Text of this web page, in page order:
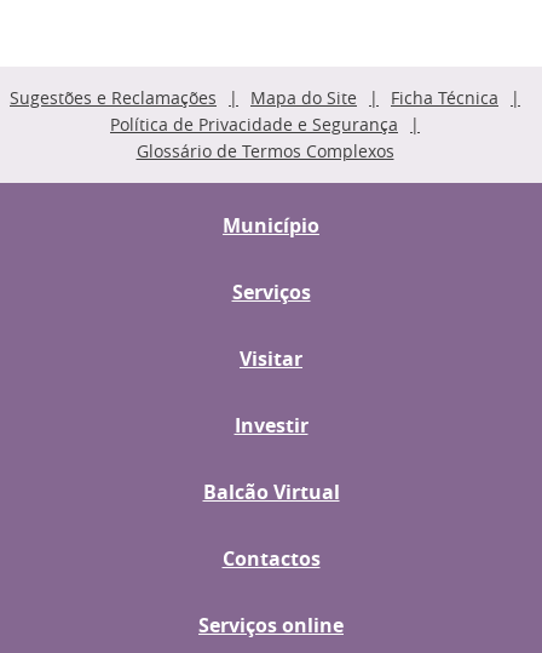
Sugestões e Reclamações Mapa do Site
Ficha Técnica
Política de Privacidade e Segurança
Glossário de Termos Complexos
Município
Serviços
Visitar
Investir
Balcão Virtual
Contactos
Serviços online